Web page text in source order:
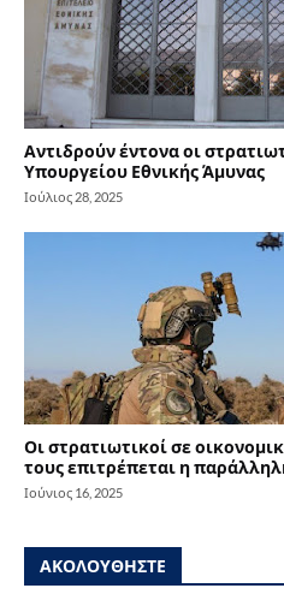
Αντιδρούν έντονα οι
Υπουργείου Εθνικής Άμυνας
Ιούλιος 28, 2025
Οι στρατιωτικοί σε
τους επιτρέπεται η
Ιούνιος 16, 2025
ΑΚΟΛΟΥΘΗΣΤΕ